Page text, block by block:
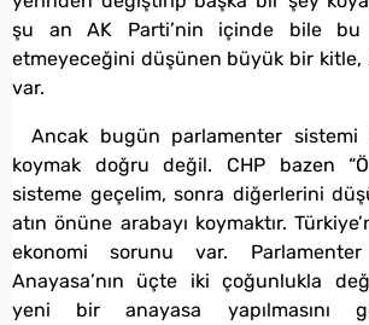
şu an AK Parti’nin içinde bile bu
etmeyeceğini düşünen büyük bir kitle,
var.
Ancak bugün parlamenter
koymak doğru değil. CHP bazen
sisteme geçelim, sonra diğerlerini
atın önüne arabayı koymaktır.
ekonomi sorunu var.
Anayasa’nın üçte iki çoğunlukla
yeni bir anayasa yapılmasını